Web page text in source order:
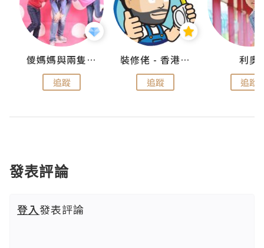
儍媽媽與兩隻小魔怪之家
追蹤
裝修佬 - 香港一站式網上裝修平台
追蹤
利奧
追蹤
發表評論
登入發表評論